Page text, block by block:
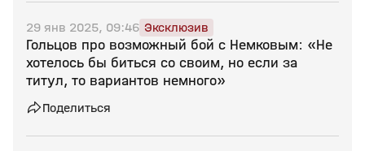
29 янв 2025, 09:46 Эксклюзив
Гольцов про возможный бой с Немковым: «Не
хотелось бы биться со своим, но если за
титул, то вариантов немного»
Поделиться